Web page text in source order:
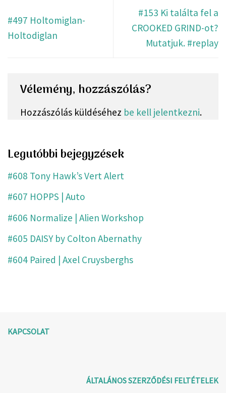
#497 Holtomiglan-
Holtodiglan
#153 Ki találta fel a
CROOKED GRIND-ot?
Mutatjuk. #replay
Vélemény, hozzászólás?
Hozzászólás küldéséhez be kell jelentkezni.
Legutóbbi bejegyzések
#608 Tony Hawk’s Vert Alert
#607 HOPPS | Auto
#606 Normalize | Alien Workshop
#605 DAISY by Colton Abernathy
#604 Paired | Axel Cruysberghs
KAPCSOLAT
ÁLTALÁNOS SZERZŐDÉSI FELTÉTELEK